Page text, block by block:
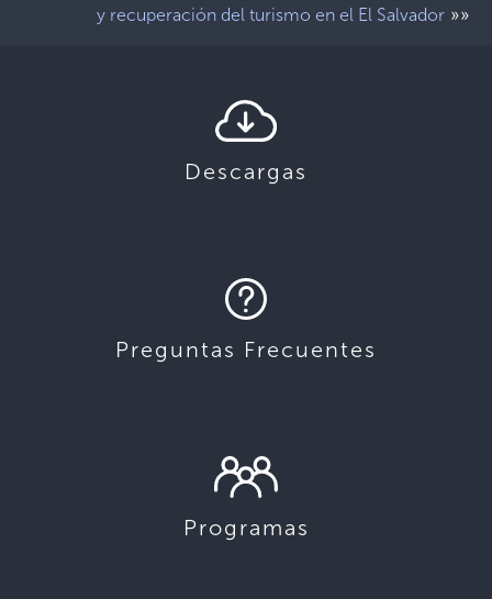
y recuperación del turismo en el El Salvador »»
Descargas
Preguntas Frecuentes
Programas